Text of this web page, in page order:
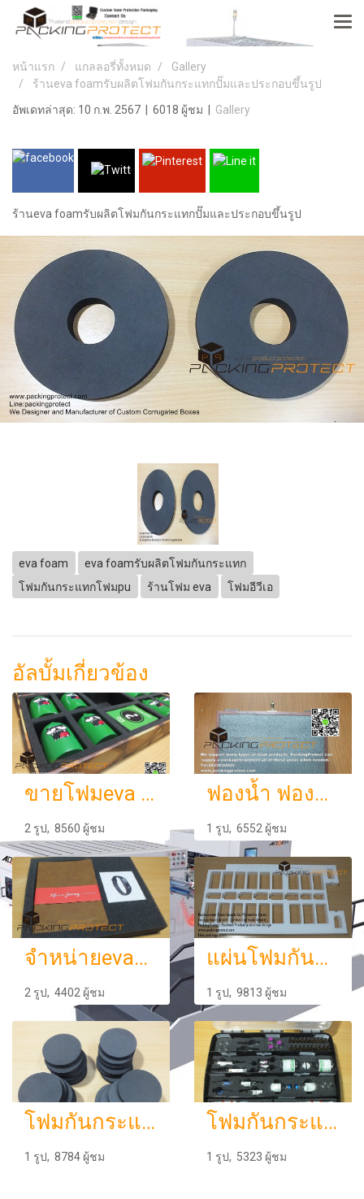
หน้าแรก แกลลอรี่ทั้งหมด
Gallery
ร้านeva foamรับผลิตโฟมกันกระแทกปั๊มและประกอบขึ้นรูป
อัพเดทล่าสุด: 10 ก.พ. 2567
6018 ผู้ชม Gallery
ร้านeva foamรับผลิตโฟมกันกระแทกปั๊มและประกอบขึ้นรูป
eva foam
eva foamรับผลิตโฟมกันกระแทก
โฟมกันกระแทกโฟมpu
ร้านโฟม eva โฟมอีวีเอ
อัลบั้มเกี่ยวข้อง
ขายโฟมeva ไดคัทฟองน้ำกันกระแทก
2 รูป, 8560 ผู้ชม
ฟองน้ำ ฟองน้ำกันกระแทก ฟองน้ำแผ่นตัดตามแบบ รรจุภัณฑ์และกันกระแทก
1 รูป, 6552 ผู้ชม
จำหน่ายevaโฟมฟองน้ำ รับตัดฟองน้ำ ฟองน้ำแผ่น ฟองน้ำกันกระแทก ยางeva ตัดโฟมeva โฟมกันกระแทก ฟองน้ำวิทยาศาสตร์ ออกแบบบรรจุภัณฑ์ งานคุณภาพ ราคาถูก
2 รูป, 4402 ผู้ชม
แผ่นโฟมกันกระแทก รับออกแบบแพคเกจจิ้งโฟมกันกระแทก
1 รูป, 9813 ผู้ชม
โฟมกันกระแทก สีดำ(eva โฟม)
1 รูป, 8784 ผู้ชม
โฟมกันกระแทกฟองน้ำกันกระแทกผลิตตามแบบลูกค้าต้องการราคาโรงงาน
1 รูป, 5323 ผู้ชม